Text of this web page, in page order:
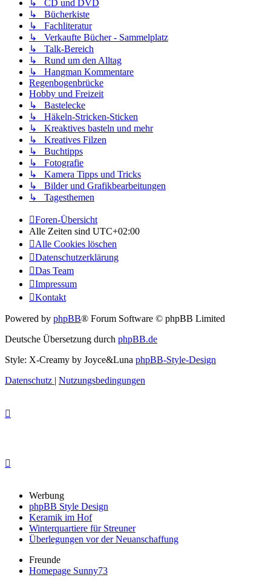
↳ CD und DVD
↳ Bücherkiste
↳ Fachliteratur
↳ Verkaufte Bücher - Sammelplatz
↳ Talk-Bereich
↳ Rund um den Alltag
↳ Hangman Kommentare
Regenbogenbrücke
Hobby und Freizeit
↳ Bastelecke
↳ Häkeln-Stricken-Sticken
↳ Kreaktives basteln und mehr
↳ Kreatives Filzen
↳ Buchtipps
↳ Fotografie
↳ Kamera Tipps und Tricks
↳ Bilder und Grafikbearbeitungen
↳ Tagesthemen
Foren-Übersicht
Alle Zeiten sind UTC+02:00
Alle Cookies löschen
Datenschutzerklärung
Das Team
Impressum
Kontakt
Powered by phpBB® Forum Software © phpBB Limited
Deutsche Übersetzung durch phpBB.de
Style: X-Creamy by Joyce&Luna phpBB-Style-Design
Datenschutz | Nutzungsbedingungen
Werbung
phpBB Style Design
Keramik im Hof
Winterquartiere für Streuner
Überlegungen vor der Neuanschaffung
Freunde
Homepage Sunny73